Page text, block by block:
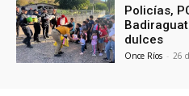
Policías,
dulces
Once Ríos - 26